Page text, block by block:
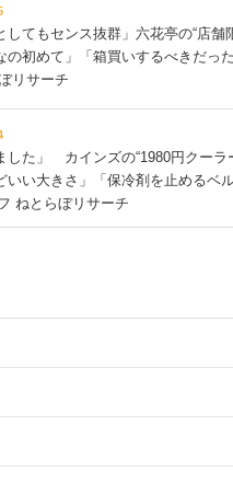
してもセンス抜群」六花亭の“店舗
初めて」「箱買いするべきだった
リサーチ
した」 カインズの“1980円クーラ
い大きさ」「保冷剤を止めるベル
ねとらぼリサーチ